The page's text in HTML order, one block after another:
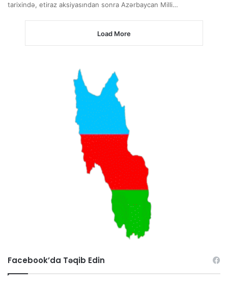
tarixində, etiraz aksiyasından sonra Azərbaycan Milli…
Load More
Facebook’da Təqib Edin